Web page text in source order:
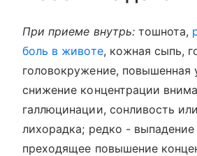
При приеме внутрь:тошнота,
боль в животе, кожная сыпь,
головокружение, повышенная
снижение концентрации
галлюцинации, сонливость
лихорадка; редко - выпадение
преходящее повышение